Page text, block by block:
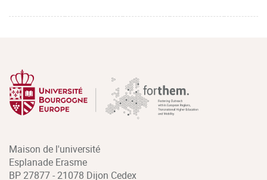
Maison de l'université
Esplanade Erasme
BP 27877 - 21078 Dijon Cedex